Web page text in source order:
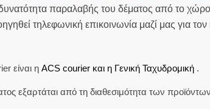
παραλαβής του δέματος από το
τηλεφωνική επικοινωνία μαζί μας για
είναι η ACS courier και η Γενική Ταχυδρομική.
εξαρτάται από τη διαθεσιμότητα των